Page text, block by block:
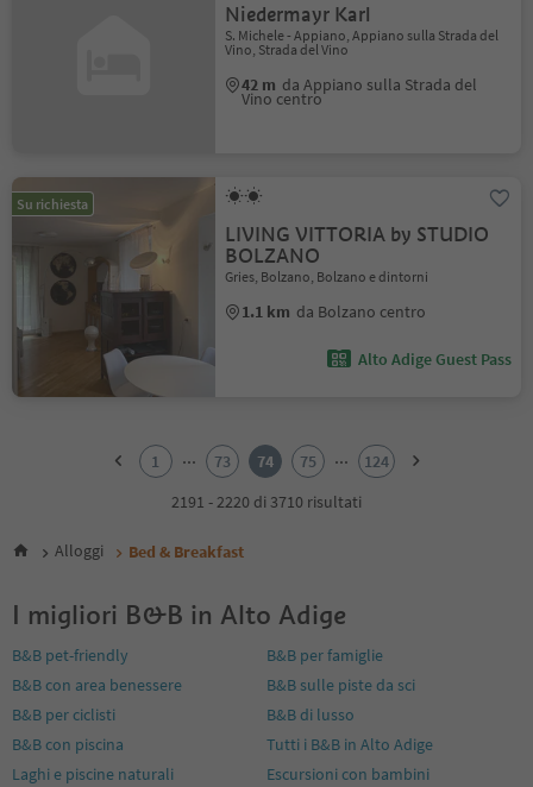
Niedermayr Karl
S. Michele - Appiano, Appiano sulla Strada del
Vino, Strada del Vino
42 m da Appiano sulla Strada del
Vino centro
Su richiesta
LIVING VITTORIA by STUDIO
BOLZANO
Gries, Bolzano, Bolzano e dintorni
1.1 km da Bolzano centro
Alto Adige Guest Pass
6
11
12
13
14
1 ... 73 74 75 ...
124
2191 - 2220 di 3710 risultati
Alloggi Bed & Breakfast
I migliori B&B in Alto Adige
B&B pet-friendly
B&B per famiglie
B&B con area benessere
B&B sulle piste da sci
B&B per ciclisti
B&B di lusso
B&B con piscina
Tutti i B&B in Alto Adige
Laghi e piscine naturali
Escursioni con bambini